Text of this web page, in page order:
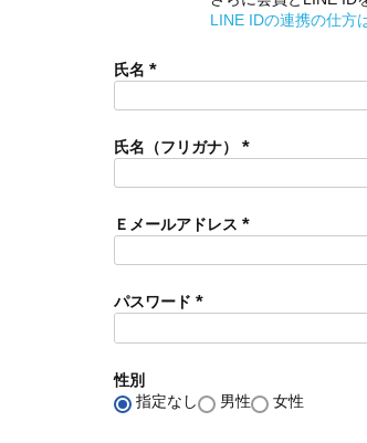
LINE IDの連携の仕方
氏名
必
)
氏名（フリガナ）
必
)
Ｅメールアドレス
必
)
パスワード
必
性別
指定なし
男性 女性